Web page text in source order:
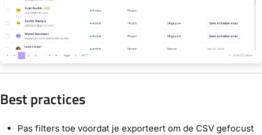
Best practices
Pas filters toe voordat je exporteert om de CSV gefocust